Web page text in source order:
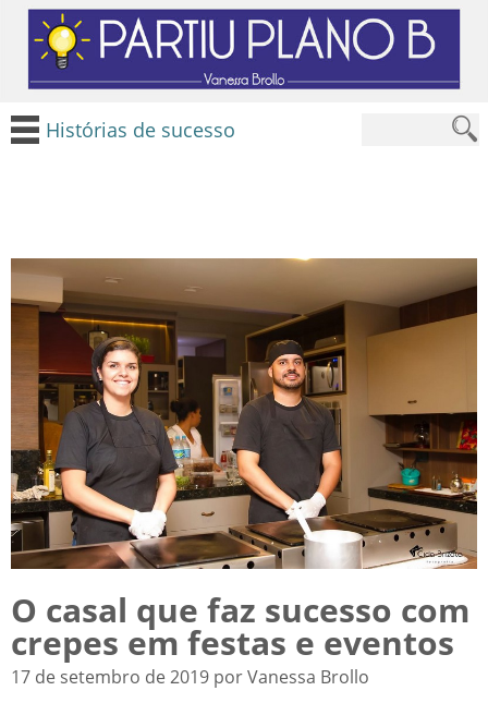
Histórias de sucesso
O casal que faz sucesso com
crepes em festas e eventos
17 de setembro de 2019 por Vanessa Brollo